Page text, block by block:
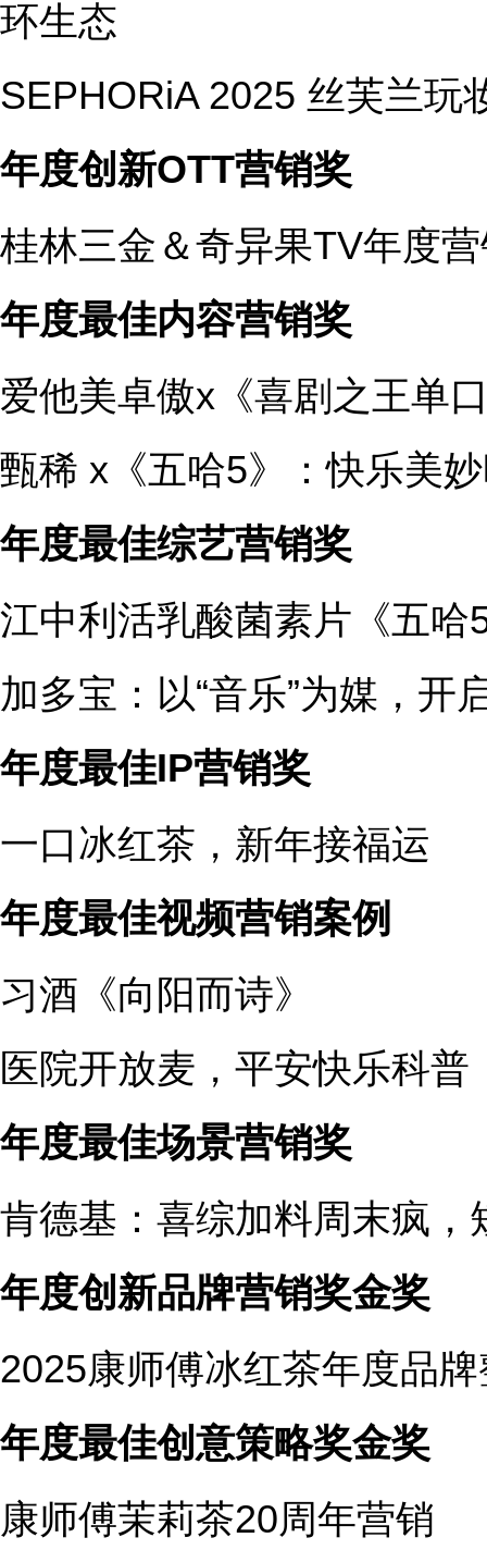
环生态
SEPHORiA 2025 丝芙兰玩
年度创新OTT营销奖
桂林三金＆奇异果TV年度
年度最佳内容营销奖
爱他美卓傲x《喜剧之王单
甄稀 x《五哈5》：快乐美
年度最佳综艺营销奖
江中利活乳酸菌素片《五哈
加多宝：以“音乐”为媒，开
年度最佳IP营销奖
一口冰红茶，新年接福运
年度最佳视频营销案例
习酒《向阳而诗》
医院开放麦，平安快乐科普
年度最佳场景营销奖
肯德基：喜综加料周末疯，
年度创新品牌营销奖金奖
2025康师傅冰红茶年度品
年度最佳创意策略奖金奖
康师傅茉莉茶20周年营销